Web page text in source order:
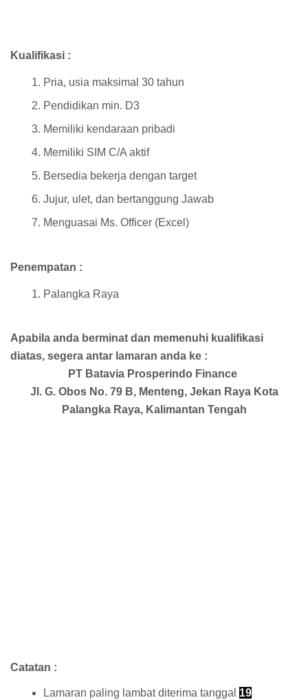
Kualifikasi :
Pria, usia maksimal 30 tahun
Pendidikan min. D3
Memiliki kendaraan pribadi
Memiliki SIM C/A aktif
Bersedia bekerja dengan target
Jujur, ulet, dan bertanggung Jawab
Menguasai Ms. Officer (Excel)
Penempatan :
Palangka Raya
Apabila anda berminat dan memenuhi kualifikasi
diatas, segera antar lamaran anda ke :
PT Batavia Prosperindo Finance
Jl. G. Obos No. 79 B, Menteng, Jekan Raya Kota
Palangka Raya, Kalimantan Tengah
Catatan :
Lamaran paling lambat diterima tanggal 19